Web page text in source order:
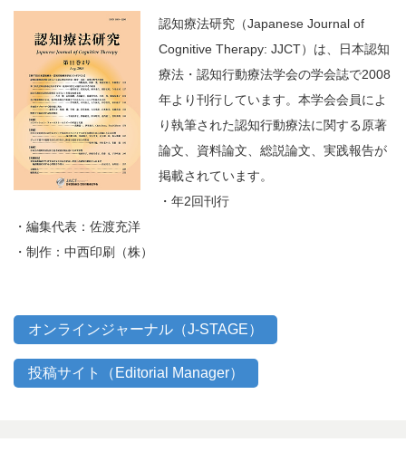
認知療法研究（Japanese Journal of
Cognitive Therapy: JJCT）は、日本認知
療法・認知行動療法学会の学会誌で2008
年より刊行しています。本学会会員によ
り執筆された認知行動療法に関する原著
論文、資料論文、総説論文、実践報告が
掲載されています。
・年2回刊行
・編集代表：佐渡充洋
・制作：中西印刷（株）
オンラインジャーナル（J-STAGE）
投稿サイト（Editorial Manager）